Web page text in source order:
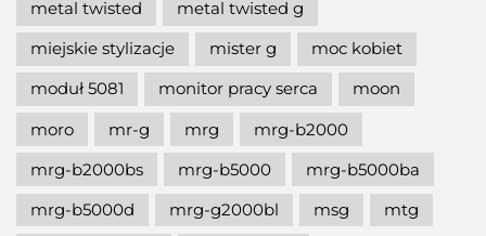
metal twisted
metal twisted g
miejskie stylizacje
mister g
moc kobiet
moduł 5081
monitor pracy serca
moon
moro
mr-g mrg
mrg-b2000
mrg-b2000bs
mrg-b5000
mrg-b5000ba
mrg-b5000d
mrg-g2000bl msg
mtg